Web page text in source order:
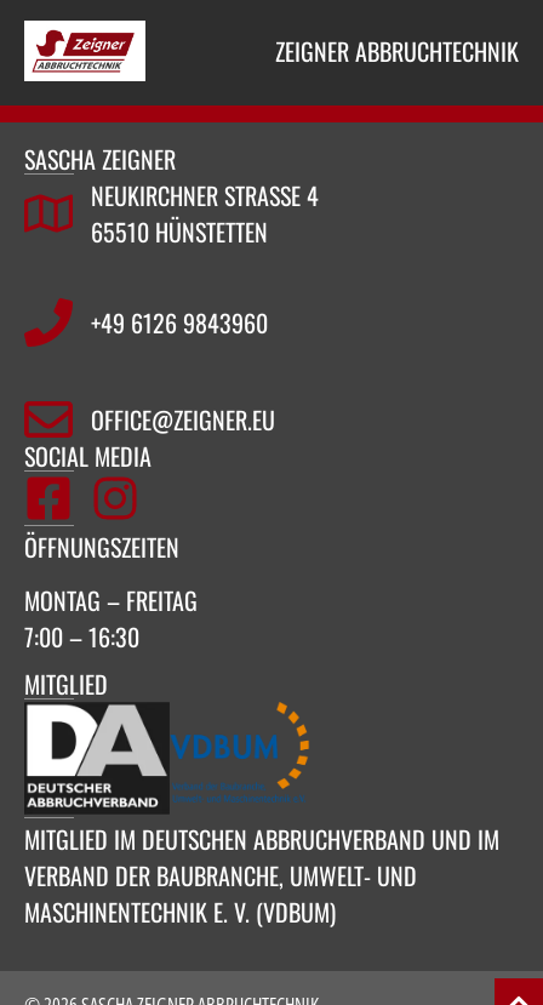
ZEIGNER ABBRUCHTECHNIK
SASCHA ZEIGNER
NEUKIRCHNER STRASSE 4
65510 HÜNSTETTEN
+49 6126 9843960‬
OFFICE@ZEIGNER.EU
SOCIAL MEDIA
ÖFFNUNGSZEITEN
MONTAG – FREITAG
7:00 – 16:30
MITGLIED
MITGLIED IM DEUTSCHEN ABBRUCHVERBAND UND IM
VERBAND DER BAUBRANCHE, UMWELT- UND
MASCHINENTECHNIK E. V. (VDBUM)